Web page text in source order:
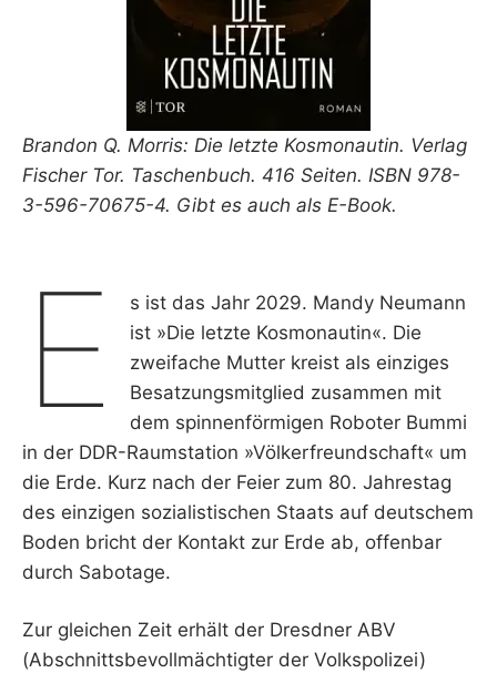
Brandon Q. Morris: Die letzte Kosmonautin. Verlag
Fischer Tor. Taschenbuch. 416 Seiten. ISBN 978-
3-596-70675-4. Gibt es auch als E-Book.
E
s ist das Jahr 2029. Mandy Neumann
ist »Die letzte Kosmonautin«. Die
zweifache Mutter kreist als einziges
Besatzungsmitglied zusammen mit
dem spinnenförmigen Roboter Bummi
in der DDR-Raumstation »Völkerfreundschaft« um
die Erde. Kurz nach der Feier zum 80. Jahrestag
des einzigen sozialistischen Staats auf deutschem
Boden bricht der Kontakt zur Erde ab, offenbar
durch Sabotage.
Zur gleichen Zeit erhält der Dresdner ABV
(Abschnittsbevollmächtigter der Volkspolizei)